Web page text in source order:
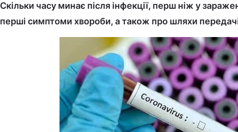
Скільки часу минає після інфекції, перш ніж у
перші симптоми хвороби, а також про шляхи передачі